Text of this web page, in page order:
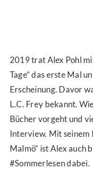
2019 trat Alex Pohl
Tage“ das erste Mal
Erscheinung. Davor
L.C. Frey bekannt.
Bücher vorgeht und
Interview. Mit seinem
Malmö“ ist Alex auch
#Sommerlesen dabei.